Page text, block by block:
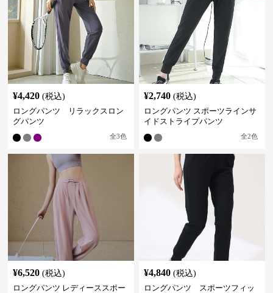
¥4,420 (税込)
ロングパンツ リラックスロン
グパンツ
全3色
¥2,740 (税込)
ロングパンツ スポーツラインサ
イドストライプパンツ
全2色
¥6,520 (税込)
ロングパンツ レディーススポー
¥4,840 (税込)
ロングパンツ スポーツフィッ